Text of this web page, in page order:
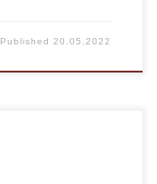
Published20.05.2022